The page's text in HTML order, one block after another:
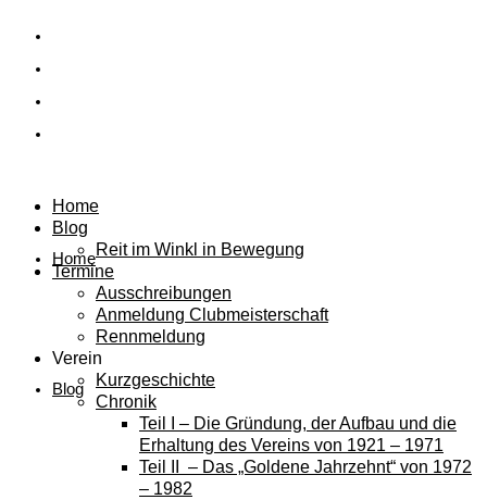
Home
Blog
Home
Blog
Reit im Winkl in Bewegung
Termine
Ausschreibungen
Anmeldung Clubmeisterschaft
Rennmeldung
Verein
Kurzgeschichte
Chronik
Teil I – Die Gründung, der Aufbau und die
Erhaltung des Vereins von 1921 – 1971
Teil II – Das „Goldene Jahrzehnt“ von 1972
– 1982